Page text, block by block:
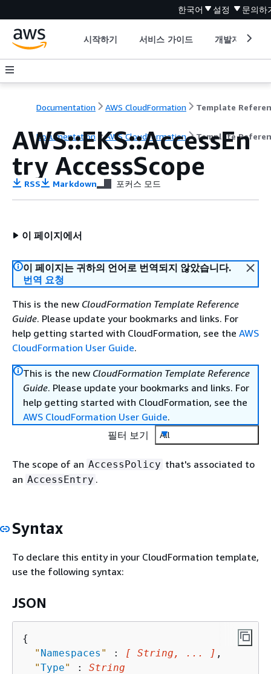
한국어 설정 문의하
시작하기 서비스 가이드 개발자 도구
Documentation AWS CloudFormation Template
Documentation AWS CloudFormation Template
AWS::EKS::AccessEn
try AccessScope
RSS Markdown 포커스 모드
이 페이지에서
이 페이지는 귀하의 언어로 번역되지 않았습니다.
번역 요청
This is the new CloudFormation Template Reference
Guide. Please update your bookmarks and links. For
help getting started with CloudFormation, see the AWS
CloudFormation User Guide.
This is the new CloudFormation Template Reference
Guide. Please update your bookmarks and links. For
help getting started with CloudFormation, see the
AWS CloudFormation User Guide.
필터 보기
All
The scope of an AccessPolicy that's associated to
an AccessEntry .
Syntax
To declare this entity in your CloudFormation template,
use the following syntax:
JSON
{
" Namespaces " : [ String, ... ] ,
"Type" : String